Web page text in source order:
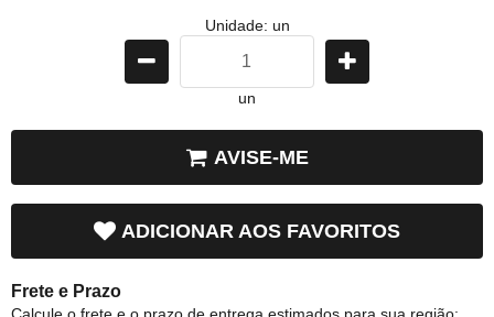
Unidade: un
un
AVISE-ME
ADICIONAR AOS FAVORITOS
Frete e Prazo